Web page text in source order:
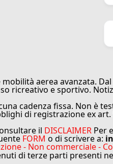
aerea avanzata. Dal
ricreativo e sportivo.
cadenza fissa. Non è
di registrazione ex art.
il DISCLAIMER Per
FORM o di scrivere a:
- Non commerciale -
di terze parti presenti